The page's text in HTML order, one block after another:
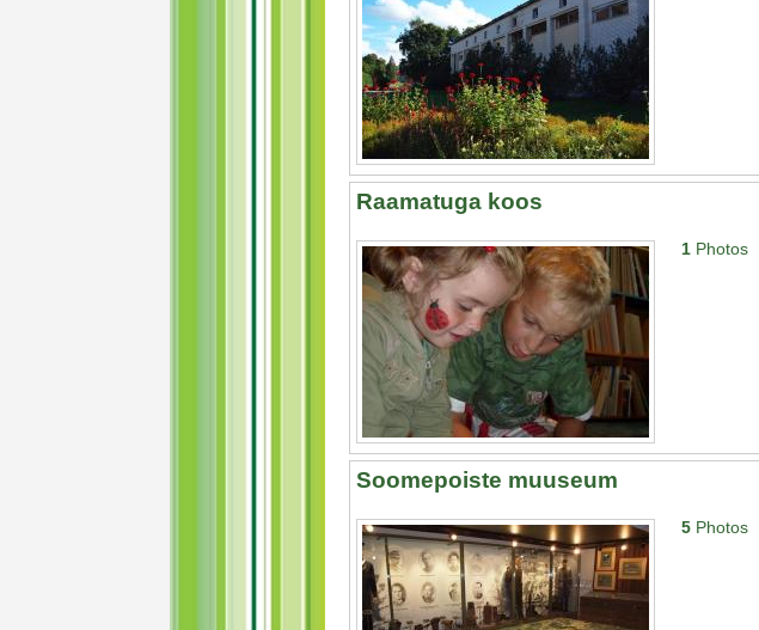
Raamatuga koos
1 Photos
Soomepoiste muuseum
5 Photos